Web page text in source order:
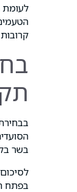
לעומת
בשר
בפתח